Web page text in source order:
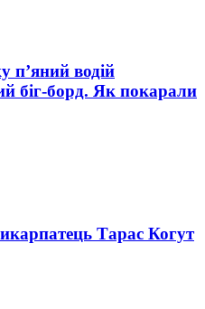
п’яний водій
біг-борд. Як покарали
Тарас Когут